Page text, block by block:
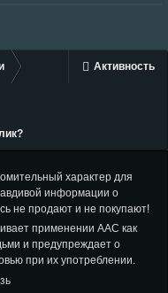
Активность
характер для
информации о
не продают и не покупают!
применении ААС как
и предупреждает о
при их употреблении.